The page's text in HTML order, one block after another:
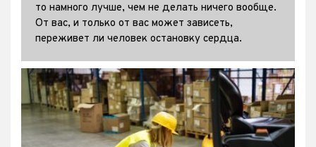
то намного лучше, чем не делать ничего вообще.
От вас, и только от вас может зависеть,
переживет ли человек остановку сердца.